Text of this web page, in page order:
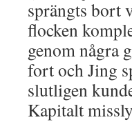
sprängts bort
flocken
genom några
fort och Jing
slutligen
Kapitalt